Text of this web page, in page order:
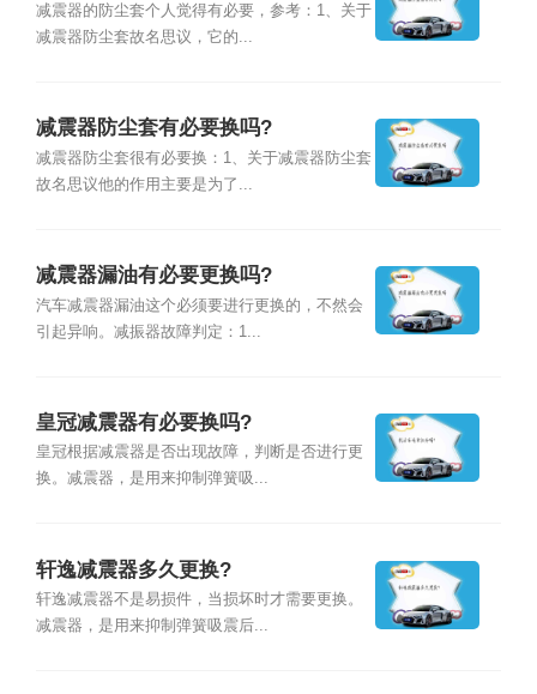
减震器的防尘套个人觉得有必要，参考：1、关于
减震器防尘套故名思议，它的...
减震器防尘套有必要换吗?
减震器防尘套很有必要换：1、关于减震器防尘套
故名思议他的作用主要是为了...
减震器漏油有必要更换吗?
汽车减震器漏油这个必须要进行更换的，不然会
引起异响。减振器故障判定：1...
皇冠减震器有必要换吗?
皇冠根据减震器是否出现故障，判断是否进行更
换。减震器，是用来抑制弹簧吸...
轩逸减震器多久更换?
轩逸减震器不是易损件，当损坏时才需要更换。
减震器，是用来抑制弹簧吸震后...